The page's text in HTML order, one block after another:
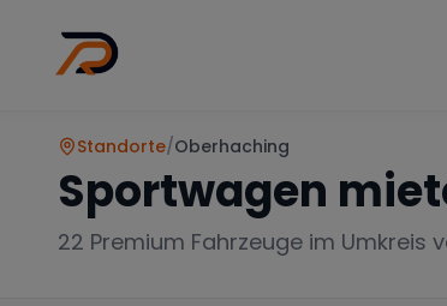
Stadt
Standorte/Oberhaching
Sportwagen
22 Premium Fahrzeuge im Umkreis